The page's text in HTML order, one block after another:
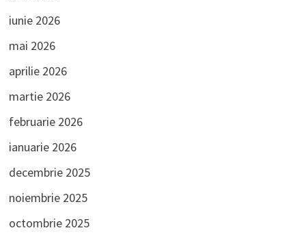
iunie 2026
mai 2026
aprilie 2026
martie 2026
februarie 2026
ianuarie 2026
decembrie 2025
noiembrie 2025
octombrie 2025